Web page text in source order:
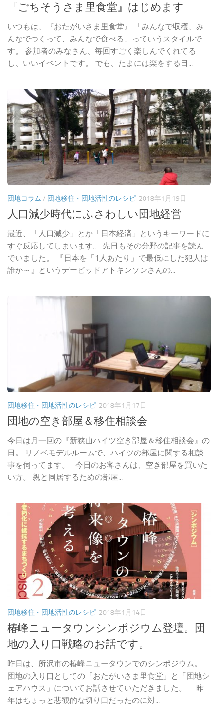
『ごちそうさま里食堂』はじめます
いつもは、『おたがいさま里食堂』 「みんなで収穫、み
んなでつくって、みんなで食べる」っていうスタイルで
す。 参加者のみなさん、毎回すごく楽しんでくれてる
し、いいイベントです。 でも、たまには楽をする日...
団地コラム / 団地移住・団地活性のレシピ 2018年1月19日
人口減少時代にふさわしい団地経営
最近、「人口減少」とか「日本経済」というキーワードに
すぐ反応してしまいます。 先日もその分野の記事を読ん
でいました。 『日本を「1人あたり」で最低にした犯人は
誰か～』というデービッドアトキンソンさんの...
団地移住・団地活性のレシピ 2018年1月17日
団地の空き部屋＆移住相談会
今日は月一回の『新狭山ハイツ空き部屋＆移住相談会』の
日。 リノベモデルルームで、ハイツの部屋に関する相談
事を伺ってます。 今日のお客さんは、空き部屋を買いた
い方。 親と同居するための部屋...
団地移住・団地活性のレシピ 2018年1月14日
椿峰ニュータウンシンポジウム登壇。団
地の入り口戦略のお話です。
昨日は、所沢市の椿峰ニュータウンでのシンポジウム。
団地の入り口としての「おたがいさま里食堂」と「団地シ
ェアハウス」についてお話させていただきました。 昨
年はちょっと悲観的な切り口だったのに対...